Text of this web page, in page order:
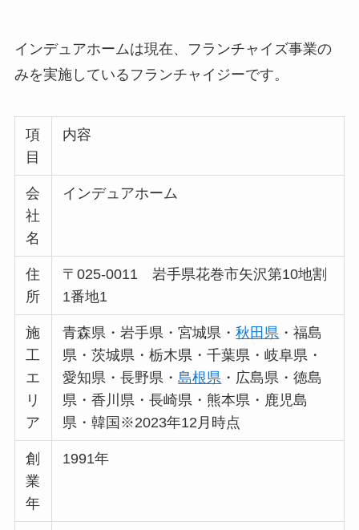
インデュアホームは現在、フランチャイズ事業の
みを実施しているフランチャイジーです。
項
目
内容
会
社
名
インデュアホーム
住
所
〒025-0011 岩手県花巻市矢沢第10地割
1番地1
施
工
エ
リ
ア
青森県・岩手県・宮城県・秋田県 ・福島
県・茨城県・栃木県・千葉県・岐阜県・
愛知県・長野県・島根県 ・広島県・徳島
県・香川県・長崎県・熊本県・鹿児島
県・韓国※2023年12月時点
創
業
年
1991年